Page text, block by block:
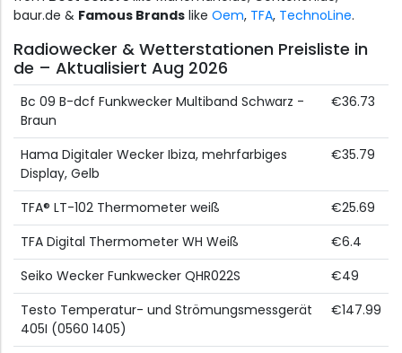
baur.de & Famous Brands like Oem, TFA, TechnoLine.
Radiowecker & Wetterstationen Preisliste in
de – Aktualisiert Aug 2026
Bc 09 B-dcf Funkwecker Multiband Schwarz -
Braun
€36.73
Hama Digitaler Wecker Ibiza, mehrfarbiges
Display, Gelb
€35.79
TFA® LT-102 Thermometer weiß
€25.69
TFA Digital Thermometer WH Weiß
€6.4
Seiko Wecker Funkwecker QHR022S
€49
Testo Temperatur- und Strömungsmessgerät
405I (0560 1405)
€147.99